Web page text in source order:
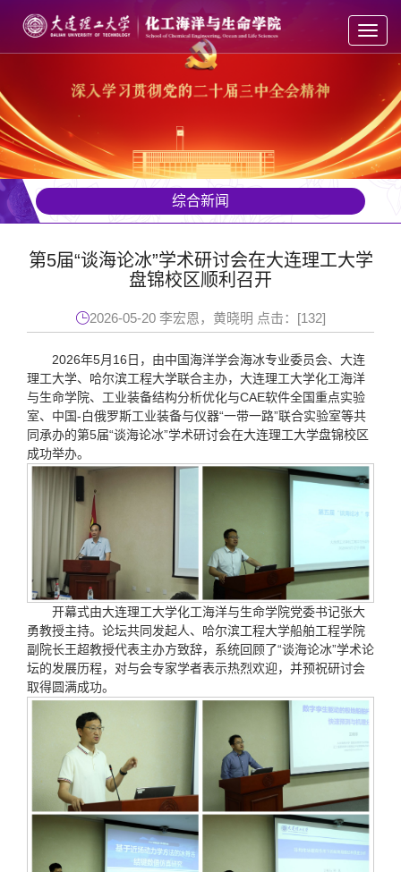
综合新闻
第5届“谈海论冰”学术研讨会在大连理工大学
盘锦校区顺利召开
2026-05-20 李宏恩，黄晓明 点击：[132]
2026年5月16日，由中国海洋学会海冰专业委员会、大连
理工大学、哈尔滨工程大学联合主办，大连理工大学化工海洋
与生命学院、工业装备结构分析优化与CAE软件全国重点实验
室、中国-白俄罗斯工业装备与仪器“一带一路”联合实验室等共
同承办的第5届“谈海论冰”学术研讨会在大连理工大学盘锦校区
成功举办。
开幕式由大连理工大学化工海洋与生命学院党委书记张大
勇教授主持。论坛共同发起人、哈尔滨工程大学船舶工程学院
副院长王超教授代表主办方致辞，系统回顾了“谈海论冰”学术论
坛的发展历程，对与会专家学者表示热烈欢迎，并预祝研讨会
取得圆满成功。